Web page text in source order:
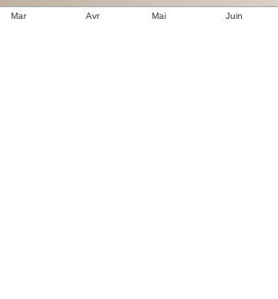
Mar Avr Mai Juin